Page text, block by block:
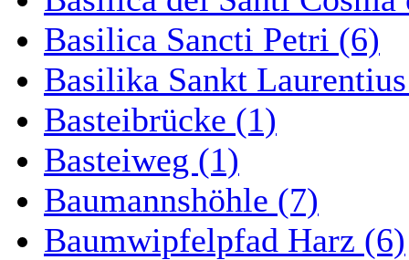
Basilica Sancti Petri (6)
Basilika Sankt
Basteibrücke (1)
Basteiweg (1)
Baumannshöhle (7)
Baumwipfelpfad Harz (6)